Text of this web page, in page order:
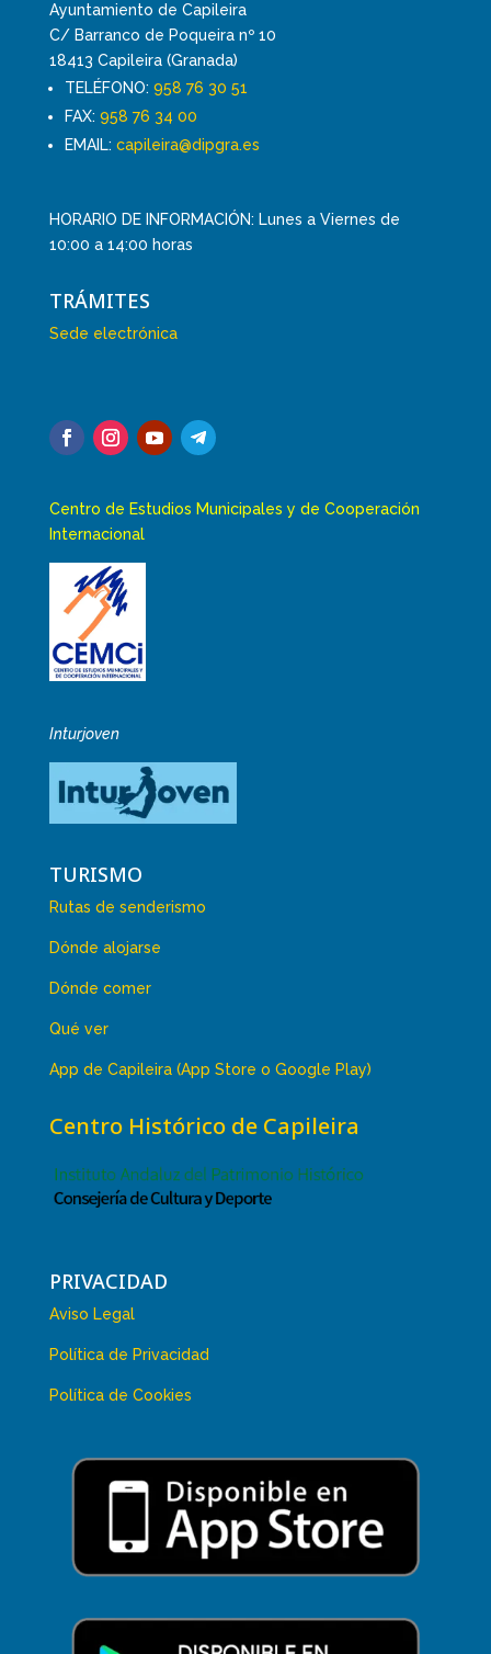
Ayuntamiento de Capileira
C/ Barranco de Poqueira nº 10
18413 Capileira (Granada)
TELÉFONO: 958 76 30 51
FAX: 958 76 34 00
EMAIL: capileira@dipgra.es
HORARIO DE INFORMACIÓN: Lunes a Viernes de
10:00 a 14:00 horas
TRÁMITES
Sede electrónica
Centro de Estudios Municipales y de Cooperación
Internacional
Inturjoven
TURISMO
Rutas de senderismo
Dónde alojarse
Dónde comer
Qué ver
App de Capileira (App Store o Google Play)
Centro Histórico de Capileira
PRIVACIDAD
Aviso Legal
Política de Privacidad
Política de Cookies